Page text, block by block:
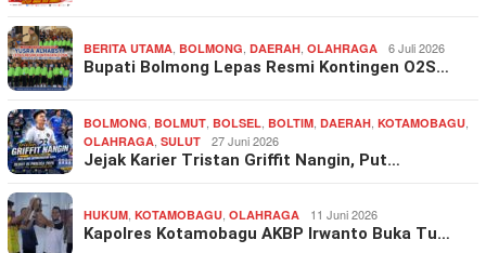
BERITA UTAMA BOLMONG DAERAH OLAHRAGA 6 Juli 2026
Bupati Bolmong Lepas Resmi Kontingen O2S…
BOLMONG BOLMUT BOLSEL BOLTIM DAERAH KOTAMOBAGU
OLAHRAGA SULUT 27 Juni 2026
Jejak Karier Tristan Griffit Nangin, Put…
HUKUM KOTAMOBAGU OLAHRAGA 11 Juni 2026
Kapolres Kotamobagu AKBP Irwanto Buka Tu…